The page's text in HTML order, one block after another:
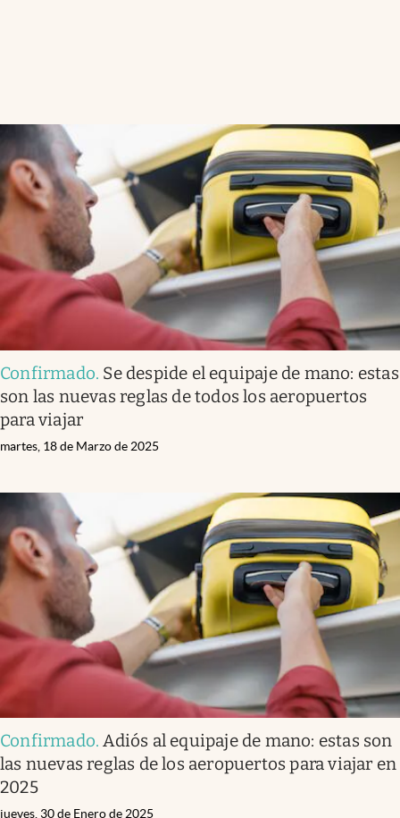
Confirmado. Se despide el equipaje de mano: estas
son las nuevas reglas de todos los aeropuertos
para viajar
martes, 18 de Marzo de 2025
Confirmado.Adiós al equipaje de mano: estas son
las nuevas reglas de los aeropuertos para viajar en
2025
jueves, 30 de Enero de 2025